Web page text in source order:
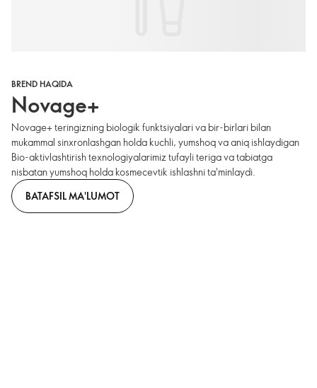
BREND HAQIDA
Novage+
Novage+ teringizning biologik funktsiyalari va bir-birlari bilan
mukammal sinxronlashgan holda kuchli, yumshoq va aniq ishlaydigan
Bio-aktivlashtirish texnologiyalarimiz tufayli teriga va tabiatga
nisbatan yumshoq holda kosmecevtik ishlashni ta'minlaydi.
BATAFSIL MA'LUMOT